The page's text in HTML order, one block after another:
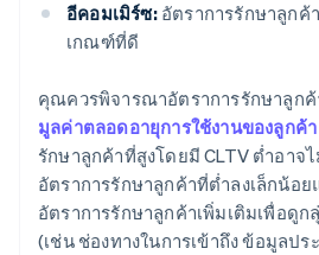
อีคอมเมิร์ซ:อัตราการรักษาลูกค้
เกณฑ์ที่ดี
คุณควรพิจารณาอัตราการรักษาลูก
มูลค่าตลอดอายุการใช้งานของลูกค้
รักษาลูกค้าที่สูงโดยมี CLTV ต่ำอาจ
อัตราการรักษาลูกค้าที่ต่ำลงเล็กน้อย
อัตราการรักษาลูกค้าเพิ่มเติมเพื่อดู
(เช่น ช่องทางในการเข้าถึง ข้อมูลป